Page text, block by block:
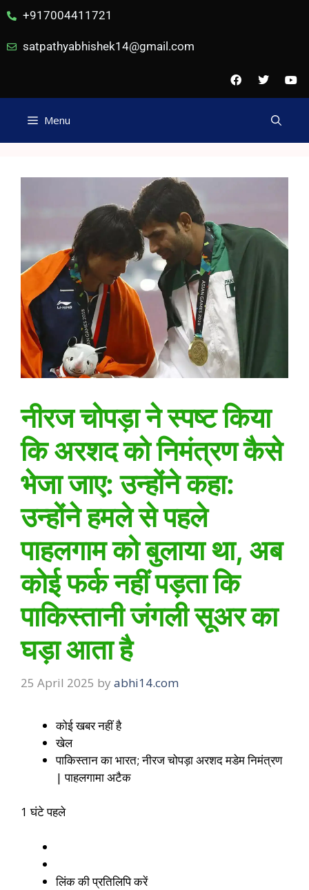
+917004411721
satpathyabhishek14@gmail.com
Menu
नीरज चोपड़ा ने स्पष्ट किया
कि अरशद को निमंत्रण कैसे
भेजा जाए: उन्होंने कहा:
उन्होंने हमले से पहले
पाहलगाम को बुलाया था, अब
कोई फर्क नहीं पड़ता कि
पाकिस्तानी जंगली सूअर का
घड़ा आता है
25 April 2025 by abhi14.com
कोई खबर नहीं है
खेल
पाकिस्तान का भारत; नीरज चोपड़ा अरशद मडेम निमंत्रण
| पाहलगामा अटैक
1 घंटे पहले
लिंक की प्रतिलिपि करें